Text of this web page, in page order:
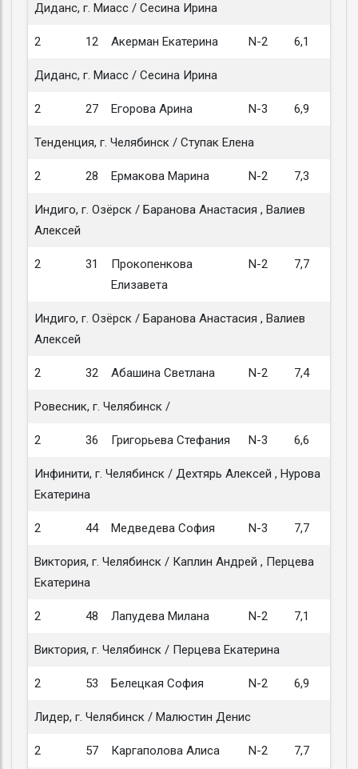
Диданс, г. Миасс / Сесина Ирина
2 12 Акерман Екатерина N-2 6,1
Диданс, г. Миасс / Сесина Ирина
2 27 Егорова Арина N-3 6,9
Тенденция, г. Челябинск / Ступак Елена
2 28 Ермакова Марина N-2 7,3
Индиго, г. Озёрск / Баранова Анастасия , Валиев
Алексей
2 31
Прокопенкова
Елизавета
N-2 7,7
Индиго, г. Озёрск / Баранова Анастасия , Валиев
Алексей
2 32 Абашина Светлана N-2 7,4
Ровесник, г. Челябинск /
2 36 Григорьева Стефания N-3 6,6
Инфинити, г. Челябинск / Дехтярь Алексей , Нурова
Екатерина
2 44 Медведева София N-3 7,7
Виктория, г. Челябинск / Каплин Андрей , Перцева
Екатерина
2 48 Лапудева Милана N-2 7,1
Виктория, г. Челябинск / Перцева Екатерина
2 53 Белецкая София N-2 6,9
Лидер, г. Челябинск / Малюстин Денис
2 57 Каргаполова Алиса N-2 7,7